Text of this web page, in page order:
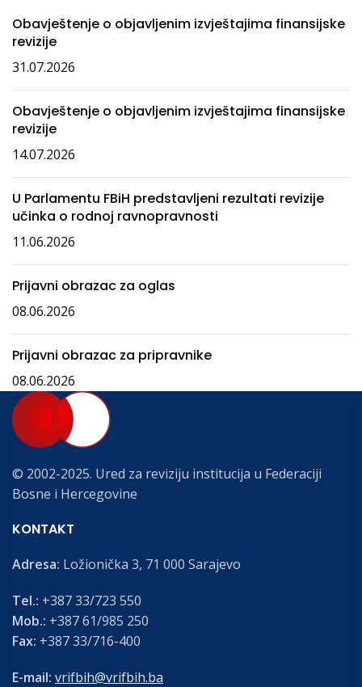
Obavještenje o objavljenim izvještajima finansijske
revizije
31.07.2026
Obavještenje o objavljenim izvještajima finansijske
revizije
14.07.2026
U Parlamentu FBiH predstavljeni rezultati revizije
učinka o rodnoj ravnopravnosti
11.06.2026
Prijavni obrazac za oglas
08.06.2026
Prijavni obrazac za pripravnike
08.06.2026
© 2002-2025. Ured za reviziju institucija u Federaciji
Bosne i Hercegovine
KONTAKT
Adresa: Ložionička 3, 71 000 Sarajevo
Tel.: +387 33/723 550
Mob.: +387 61/985 250
Fax: +387 33/716-400
E-mail: vrifbih@vrifbih.ba